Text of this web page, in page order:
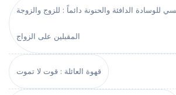
للوسادة الدافئة والحنونة دائماً : للزوج والزوجة
المقبلين على الزواج
قهوة العائلة : قوت لا تموت